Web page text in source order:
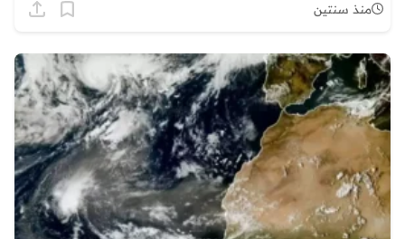
منذ سنتين